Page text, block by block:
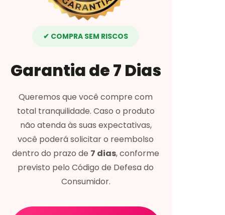
✔ COMPRA SEM RISCOS
Garantia de 7 Dias
Queremos que você compre com
total tranquilidade. Caso o produto
não atenda às suas expectativas,
você poderá solicitar o reembolso
dentro do prazo de 7 dias, conforme
previsto pelo Código de Defesa do
Consumidor.